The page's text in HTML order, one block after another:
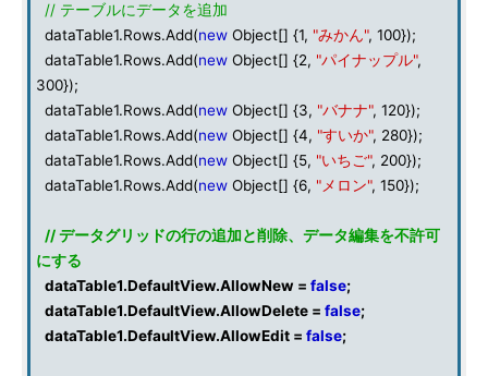
// テーブルにデータを追加
dataTable1.Rows.Add(new Object[] {1, "みかん", 100});
dataTable1.Rows.Add(new Object[] {2, "パイナップル",
300});
dataTable1.Rows.Add(new Object[] {3, "バナナ", 120});
dataTable1.Rows.Add(new Object[] {4, "すいか", 280});
dataTable1.Rows.Add(new Object[] {5, "いちご", 200});
dataTable1.Rows.Add(new Object[] {6, "メロン", 150});
// データグリッドの行の追加と削除、データ編集を不許可
にする
dataTable1.DefaultView.AllowNew = false;
dataTable1.DefaultView.AllowDelete = false;
dataTable1.DefaultView.AllowEdit = false;